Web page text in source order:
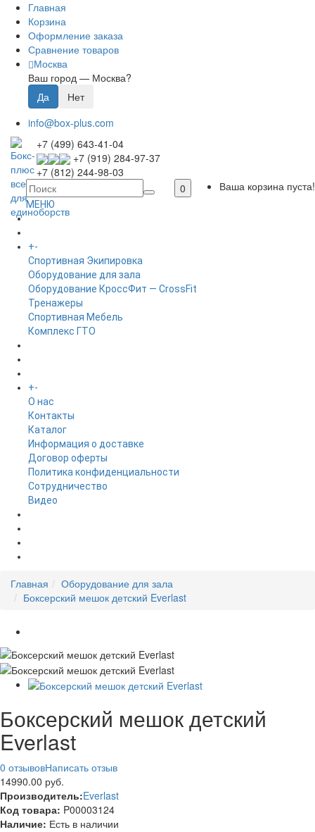
Главная
Корзина
Оформление заказа
Сравнение товаров
Москва
Ваш город — Москва?
info@box-plus.com
+7 (499) 643-41-04
+7 (919) 284-97-37
+7 (812) 244-98-03
0
Ваша корзина пуста!
МЕНЮ
ГЛАВНАЯ
+-
Спортивная Экипировка
Оборудование для зала
Оборудование КроссФит — CrossFit
Тренажеры
Спортивная Мебель
Комплекс ГТО
+-
O нас
Контакты
Каталог
Информация о доставке
Договор оферты
Политика конфиденциальности
Сотрудничество
Видео
Главная
Оборудование для зала
Боксерский мешок детский Everlast
Боксерский мешок детский
Everlast
0 отзывовНаписать отзыв
14990.00 руб.
Производитель:Everlast
Код товара: P00003124
Наличие: Есть в наличии